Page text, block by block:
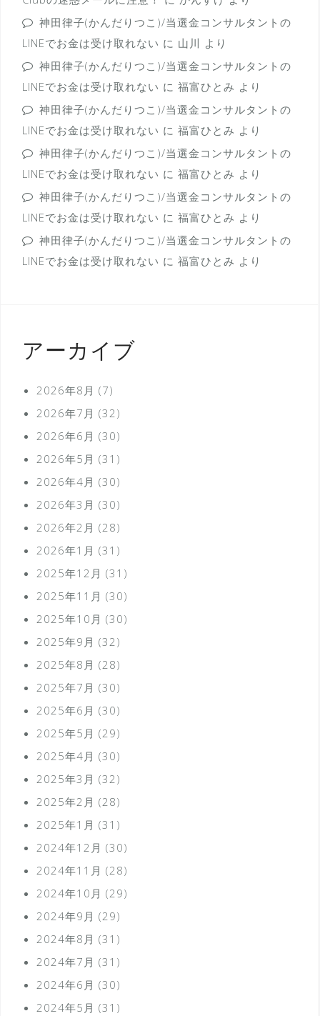
神田律子(かんだりつこ)/当選金コンサルタントの
LINEでお金は受け取れない に 山川 より
神田律子(かんだりつこ)/当選金コンサルタントの
LINEでお金は受け取れない に 福富ひとみ より
神田律子(かんだりつこ)/当選金コンサルタントの
LINEでお金は受け取れない に 福富ひとみ より
神田律子(かんだりつこ)/当選金コンサルタントの
LINEでお金は受け取れない に 福富ひとみ より
神田律子(かんだりつこ)/当選金コンサルタントの
LINEでお金は受け取れない に 福富ひとみ より
神田律子(かんだりつこ)/当選金コンサルタントの
LINEでお金は受け取れない に 福富ひとみ より
アーカイブ
2026年8月 (7)
2026年7月 (32)
2026年6月 (30)
2026年5月 (31)
2026年4月 (30)
2026年3月 (30)
2026年2月 (28)
2026年1月 (31)
2025年12月 (31)
2025年11月 (30)
2025年10月 (30)
2025年9月 (32)
2025年8月 (28)
2025年7月 (30)
2025年6月 (30)
2025年5月 (29)
2025年4月 (30)
2025年3月 (32)
2025年2月 (28)
2025年1月 (31)
2024年12月 (30)
2024年11月 (28)
2024年10月 (29)
2024年9月 (29)
2024年8月 (31)
2024年7月 (31)
2024年6月 (30)
2024年5月 (31)